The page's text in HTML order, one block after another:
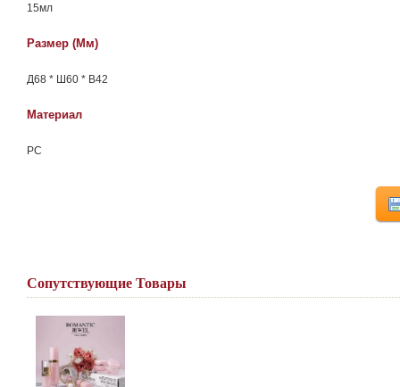
15мл
Размер (мм)
Д68 * Ш60 * В42
Материал
РС
Сопутствующие Товары